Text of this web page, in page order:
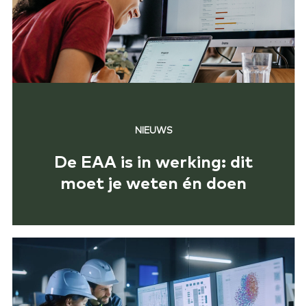
NIEUWS
De EAA is in werking: dit
moet je weten én doen